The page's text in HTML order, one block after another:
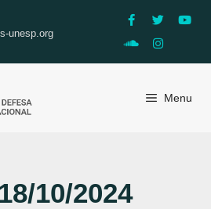
unesp.org
Menu
10/2024